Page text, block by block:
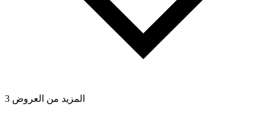
3 المزيد من العروض